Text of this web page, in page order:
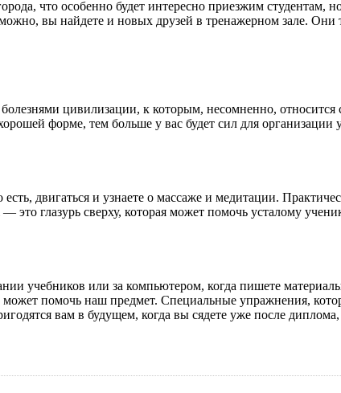
что особенно будет интересно приезжим студентам,
вы найдете и новых друзей в тренажерном зале. Они
цивилизации, к которым, несомненно, относится
форме, тем больше у вас будет сил для
двигаться и узнаете о массаже и медитации.
глазурь сверху, которая может помочь усталому
учебников или за компьютером, когда пишете
может помочь наш предмет. Специальные упражнения,
вам в будущем, когда вы сядете уже после